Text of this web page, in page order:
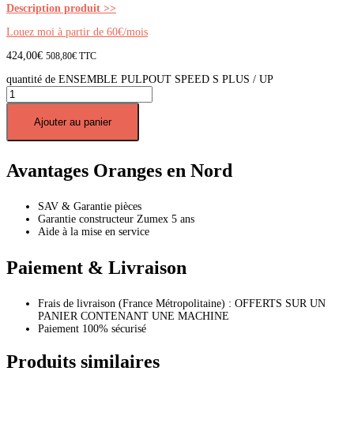
Description produit >>
Louez moi à partir de 60€/mois
424,00€ 508,80€ TTC
quantité de ENSEMBLE PULPOUT SPEED S PLUS / UP
Ajouter au panier
Avantages Oranges en Nord
SAV & Garantie pièces
Garantie constructeur Zumex 5 ans
Aide à la mise en service
Paiement & Livraison
Frais de livraison (France Métropolitaine) : OFFERTS SUR UN
PANIER CONTENANT UNE MACHINE
Paiement 100% sécurisé
Produits similaires